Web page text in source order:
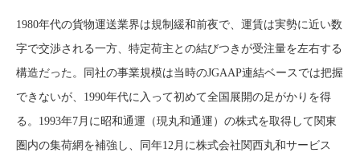
1980年代の貨物運送業界は規制緩和前夜で、運賃は実勢に近い数
字で交渉される一方、特定荷主との結びつきが受注量を左右する
構造だった。同社の事業規模は当時のJGAAP連結ベースでは把握
できないが、1990年代に入って初めて全国展開の足がかりを得
る。1993年7月に昭和通運（現丸和通運）の株式を取得して関東
圏内の集荷網を補強し、同年12月に株式会社関西丸和サービス